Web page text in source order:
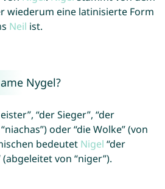
wiederum eine latinisierte Form
Neil ist.
Nygel?
“der Sieger”, “der
oder “die Wolke” (von
bedeutet Nigel “der
(abgeleitet von “niger”).